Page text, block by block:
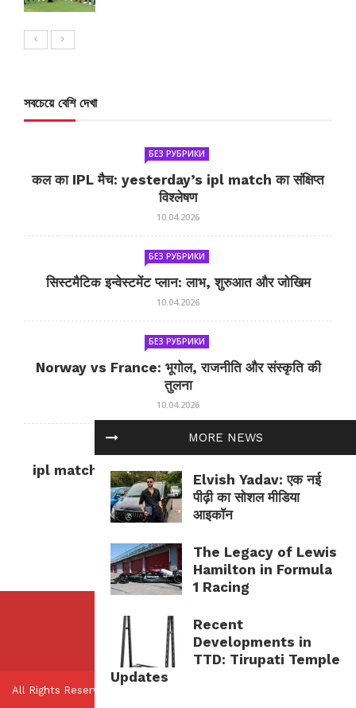
MORE NEWS
Elvish Yadav: एक नई
पीढ़ी का सोशल मीडिया
आइकॉन
The Legacy of Lewis
Hamilton in Formula
1 Racing
Recent
Developments in
TTD: Tirupati Temple
Updates
সবচেয়ে বেশি দেখা
БЕЗ РУБРИКИ
कल का IPL मैच: yesterday’s ipl match का संक्षिप्त
विश्लेषण
10.04.2026
БЕЗ РУБРИКИ
सिस्टमैटिक इन्वेस्टमेंट प्लान: लाभ, शुरुआत और जोखिम
10.04.2026
БЕЗ РУБРИКИ
Norway vs France: भूगोल, राजनीति और संस्कृति की
तुलना
10.04.2026
БЕЗ РУБРИКИ
ipl match tomorrow: कल का IPL मैच — जानकारी
और सलाह
10.04.2026
All Rights Reserved.